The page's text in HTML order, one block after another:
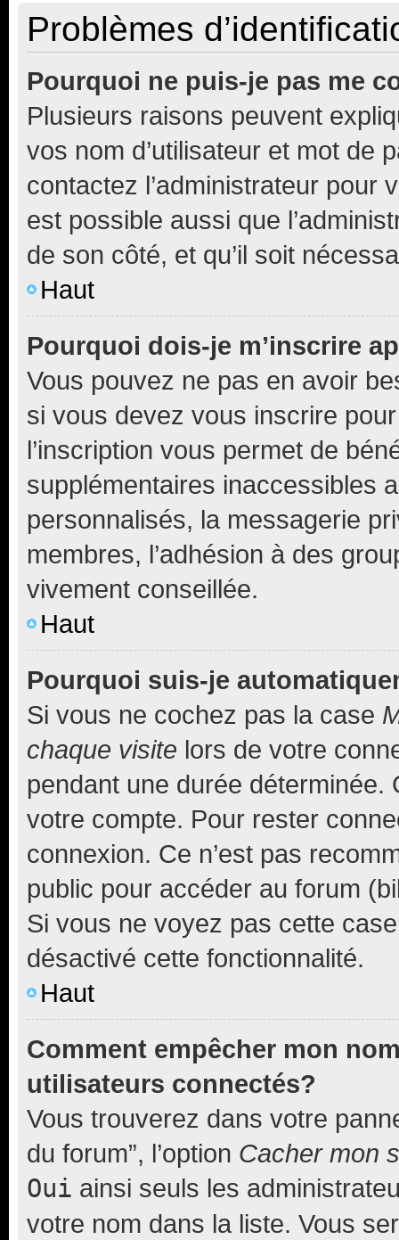
Problèmes
Pourquoi ne puis-je pas me
Plusieurs raisons peuvent
vos nom d’utilisateur et mot de
contactez l’administrateur pour
est possible aussi que
de son côté, et qu’il soit
Haut
Pourquoi dois-je m’inscrire
Vous pouvez ne pas en avoir
si vous devez vous inscrire
l’inscription vous permet de
supplémentaires inaccessibles
personnalisés, la messagerie
membres, l’adhésion à des
vivement conseillée.
Haut
Pourquoi suis-je
Si vous ne cochez pas la case
chaque visite lors de votre
pendant une durée déterminée.
votre compte. Pour rester
connexion. Ce n’est pas
public pour accéder au forum
Si vous ne voyez pas cette
désactivé cette fonctionnalité.
Haut
Comment empêcher mon
utilisateurs connectés?
Vous trouverez dans votre
du forum”, l’option Cacher mon
Oui ainsi seuls les
votre nom dans la liste. Vous